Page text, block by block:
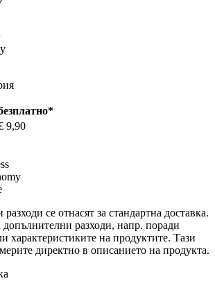
9,90
се отнасят за стандартна доставка.
разходи, напр. поради
характеристиките на продуктите. Тази
директно в описанието на продукта.